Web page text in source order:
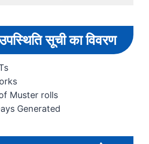
सूची का विवरण
Muster rolls
Generated